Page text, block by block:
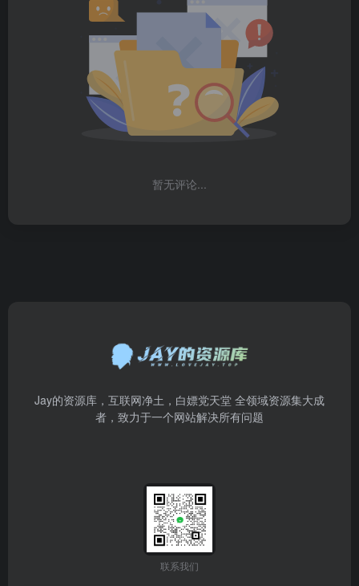
暂无评论...
Jay的资源库，互联网净土，白嫖党天堂 全领域资源集大成
者，致力于一个网站解决所有问题
联系我们